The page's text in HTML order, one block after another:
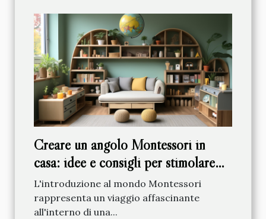
Creare un angolo Montessori in
casa: idee e consigli per stimolare
l'apprendimento
L'introduzione al mondo Montessori
rappresenta un viaggio affascinante
all'interno di una...